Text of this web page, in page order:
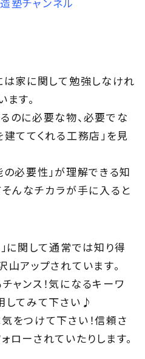
は家に関して勉強しなけれ
す。
のに必要な物、必要でな
ててくれる工務店」を見
の必要性」が理解できる知
そんなチカラが手に入ると
に関して通常では知り得
山アップされています。
ャンス！気になるキーワ
してみて下さい♪
をつけて下さい！信頼さ
ローされていたりします。